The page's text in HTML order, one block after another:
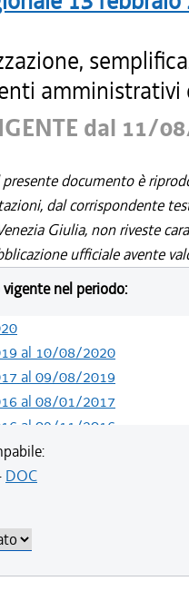
amministrativi
dal 11/
presente documento è
dal corrispondente
Giulia, non riveste
ufficiale avente
nel periodo:
al 10/08/2020
al 09/08/2019
al 08/01/2017
al 09/11/2016
al 12/08/2016
al 10/08/2015
DOC